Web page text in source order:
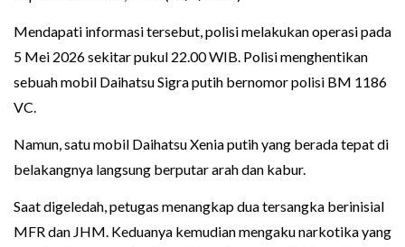
Mendapati informasi tersebut, polisi melakukan operasi pada
5 Mei 2026 sekitar pukul 22.00 WIB. Polisi menghentikan
sebuah mobil Daihatsu Sigra putih bernomor polisi BM 1186
VC.
Namun, satu mobil Daihatsu Xenia putih yang berada tepat di
belakangnya langsung berputar arah dan kabur.
Saat digeledah, petugas menangkap dua tersangka berinisial
MFR dan JHM. Keduanya kemudian mengaku narkotika yang